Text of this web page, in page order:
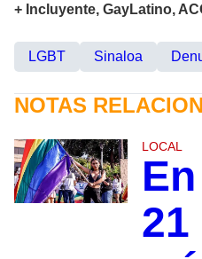
+ Incluyente, GayLatino,
LGBT Sinaloa
NOTAS
LOCAL
21